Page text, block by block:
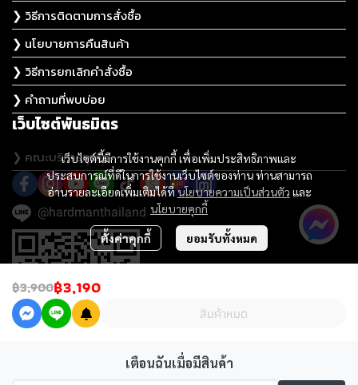
฿3,900฿3,190
สินค้าหมด
เตือนฉันเมื่อมีสินค้า
เว็บไซต์นี้มีการใช้งานคุกกี้ เพื่อเพิ่มประสิทธิภาพและ
ประสบการณ์ที่ดีในการใช้งานเว็บไซต์ของท่าน ท่านสามารถ
อ่านรายละเอียดเพิ่มเติมได้ที่นโยบายความเป็นส่วนตัว และ
นโยบายคุกกี้
ตั้งค่าคุกกี้ ยอมรับทั้งหมด
❯ วิธีการติดตามการสั่งซื้อ
❯ นโยบายการคืนสินค้า
❯ วิธีการยกเลิกคำสั่งซื้อ
❯ คำถามที่พบบ่อย
เว็บไซต์พันธมิตร
❯ คณะบริหารธุรกิจ
@hardmanthailand